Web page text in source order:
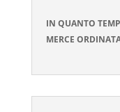
IN QUANTO
MERCE